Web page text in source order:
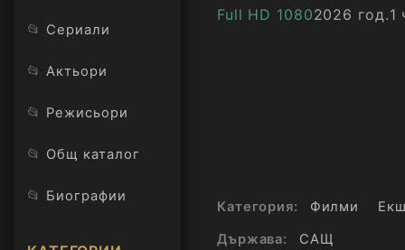
📂 Сериали
📂 Актьори
📂 Режисьори
📂 Общ каталог
📂 Биографии
Full HD 10802026 год.1
Категория: Филми
Държава:
САЩ